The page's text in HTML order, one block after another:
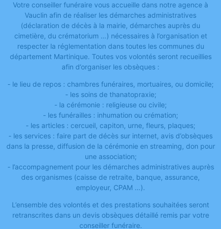
Votre conseiller funéraire vous accueille dans notre agence à
Vauclin afin de réaliser les démarches administratives
(déclaration de décès à la mairie, démarches auprès du
cimetière, du crématorium …) nécessaires à l’organisation et
respecter la réglementation dans toutes les communes du
département Martinique. Toutes vos volontés seront recueillies
afin d’organiser les obsèques :
- le lieu de repos : chambres funéraires, mortuaires, ou domicile;
- les soins de thanatopraxie;
- la cérémonie : religieuse ou civile;
- les funérailles : inhumation ou crémation;
- les articles : cercueil, capiton, urne, fleurs, plaques;
- les services : faire part de décès sur internet, avis d’obsèques
dans la presse, diffusion de la cérémonie en streaming, don pour
une association;
- l’accompagnement pour les démarches administratives auprès
des organismes (caisse de retraite, banque, assurance,
employeur, CPAM …).
L’ensemble des volontés et des prestations souhaitées seront
retranscrites dans un devis obsèques détaillé remis par votre
conseiller funéraire.